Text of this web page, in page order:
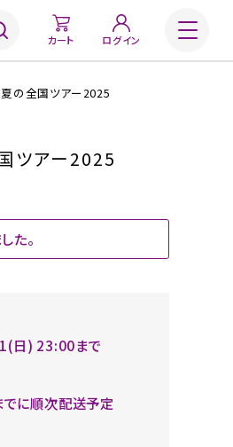
カート ログイン
夏の全国ツアー2025
ツアー2025
た。
日) 23:00まで
に順次配送予定